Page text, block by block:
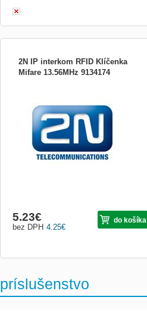
2N IP interkom RFID Klíčenka
Mifare 13.56MHz 9134174
4.25€
bez DPH
5.23€ do košíka
príslušenstvo